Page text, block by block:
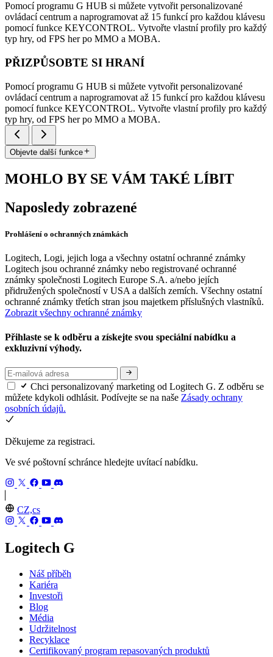
Pomocí programu G HUB si můžete vytvořit personalizované
ovládací centrum a naprogramovat až 15 funkcí pro každou klávesu
pomocí funkce KEYCONTROL. Vytvořte vlastní profily pro každý
typ hry, od FPS her po MMO a MOBA.
PŘIZPŮSOBTE SI HRANÍ
Pomocí programu G HUB si můžete vytvořit personalizované
ovládací centrum a naprogramovat až 15 funkcí pro každou klávesu
pomocí funkce KEYCONTROL. Vytvořte vlastní profily pro každý
typ hry, od FPS her po MMO a MOBA.
Objevte další funkce
MOHLO BY SE VÁM TAKÉ LÍBIT
Naposledy zobrazené
Prohlášení o ochranných známkách
Logitech, Logi, jejich loga a všechny ostatní ochranné známky
Logitech jsou ochranné známky nebo registrované ochranné
známky společnosti Logitech Europe S.A. a/nebo jejích
přidružených společností v USA a dalších zemích. Všechny ostatní
ochranné známky třetích stran jsou majetkem příslušných vlastníků.
Zobrazit všechny ochranné známky
Přihlaste se k odběru a získejte svou speciální nabídku a
exkluzivní výhody.
Chci personalizovaný marketing od Logitech G. Z odběru se
můžete kdykoli odhlásit. Podívejte se na naše Zásady ochrany
osobních údajů.
Děkujeme za registraci.
Ve své poštovní schránce hledejte uvítací nabídku.
CZ,cs
Logitech G
Náš příběh
Kariéra
Investoři
Blog
Média
Udržitelnost
Recyklace
Certifikovaný program repasovaných produktů